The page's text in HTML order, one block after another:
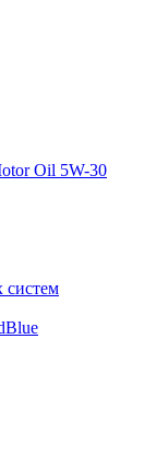
Oil 5W-30
систем